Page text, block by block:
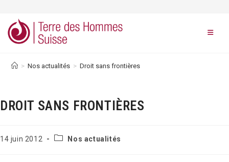
content
> Nos actualités > Droit sans frontières
DROIT SANS FRONTIÈRES
Publication
14 juin 2012
PostNos actualités